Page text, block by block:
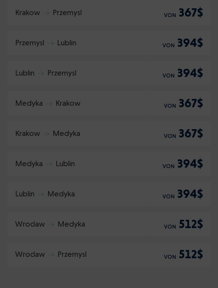
Krakow Przemysl VON 367$
Przemysl Lublin VON 394$
Lublin Przemysl VON 394$
Medyka Krakow VON 367$
Krakow Medyka VON 367$
Medyka Lublin VON 394$
Lublin Medyka VON 394$
Wroclaw Medyka VON 512$
Wroclaw Przemysl VON 512$